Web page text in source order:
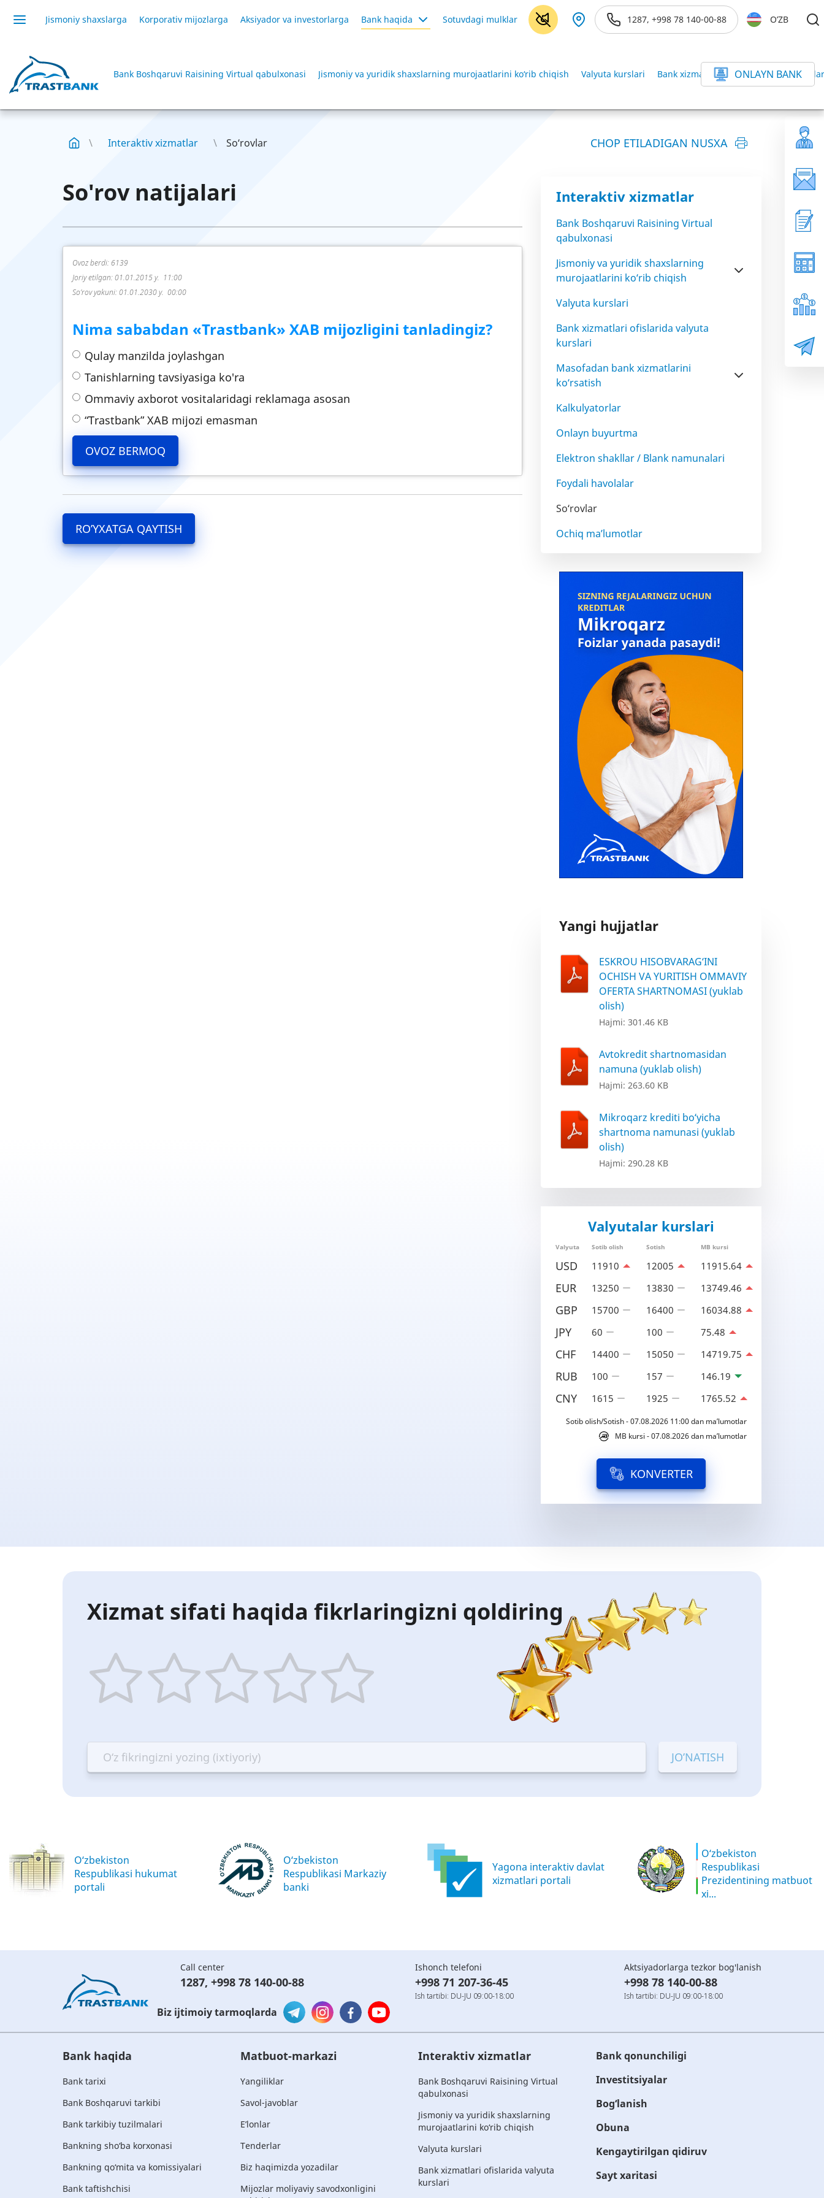
Jismoniy shaxslarga Korporativ mijozlarga Aksiyador va investorlarga Bank haqida Sotuvdagi mulklar 1287, +998 78 140-00-88 O’ZB
Bank Boshqaruvi Raisining Virtual qabulxonasi Jismoniy va yuridik shaxslarning murojaatlarini ko‘rib chiqish Valyuta kurslari Bank xizmatlari ofislarida valyuta
ONLAYN BANK
Interaktiv xizmatlar So‘rovlar CHOP ETILADIGAN NUSXA
So'rov natijalari
Ovoz berdi:6139
Joriy etilgan: 01.01.2015 y. 11:00
So’rov yakuni: 01.01.2030 y. 00:00
Nima sababdan «Trastbank» XAB mijozligini tanladingiz?
Qulay manzilda joylashgan
Tanishlarning tavsiyasiga ko'ra
Ommaviy axborot vositalaridagi reklamaga asosan
“Trastbank” XAB mijozi emasman
RO’YXATGA QAYTISH
Interaktiv xizmatlar
Bank Boshqaruvi Raisining Virtual
qabulxonasi
Jismoniy va yuridik shaxslarning
murojaatlarini ko‘rib chiqish
Valyuta kurslari
Bank xizmatlari ofislarida valyuta
kurslari
Masofadan bank xizmatlarini
ko‘rsatish
Kalkulyatorlar
Onlayn buyurtma
Elektron shakllar / Blank namunalari
Foydali havolalar
So‘rovlar
Ochiq ma’lumotlar
Yangi hujjatlar
ESKROU HISOBVARAG‘INI
OCHISH VA YURITISH OMMAVIY
OFERTA SHARTNOMASI (yuklab
olish)
Hajmi: 301.46 KB
Avtokredit shartnomasidan
namuna (yuklab olish)
Hajmi: 263.60 KB
Mikroqarz krediti bo‘yicha
shartnoma namunasi (yuklab
olish)
Hajmi: 290.28 KB
Valyutalar kurslari
Valyuta Sotib olish Sotish MB kursi
USD 11910 12005 11915.64
EUR 13250 13830 13749.46
GBP 15700 16400 16034.88
JPY 60 100 75.48
CHF 14400 15050 14719.75
RUB 100 157 146.19
CNY 1615 1925 1765.52
Sotib olish/Sotish - 07.08.2026 11:00 dan ma’lumotlar
MB kursi - 07.08.2026 dan ma’lumotlar
KONVERTER
Xizmat sifati haqida fikrlaringizni qoldiring
Terrible
Bad
OK
O‘zbekiston
Respublikasi hukumat
portali
O‘zbekiston
Respublikasi Markaziy
banki
Yagona interaktiv davlat
xizmatlari portali
O‘zbekiston
Respublikasi
Prezidentining matbuot
xi...
Call center
1287, +998 78 140-00-88
Ishonch telefoni
+998 71 207-36-45
Ish tartibi: DU-JU 09:00-18:00
Aktsiyadorlarga tezkor bog'lanish
+998 78 140-00-88
Ish tartibi: DU-JU 09:00-18:00
Biz ijtimoiy tarmoqlarda
Bank haqida
Bank tarixi
Bank Boshqaruvi tarkibi
Bank tarkibiy tuzilmalari
Bankning sho‘ba korxonasi
Bankning qo‘mita va komissiyalari
Bank taftishchisi
Matbuot-markazi
Yangiliklar
Savol-javoblar
E’lonlar
Tenderlar
Biz haqimizda yozadilar
Mijozlar moliyaviy savodxonligini
Interaktiv xizmatlar
Bank Boshqaruvi Raisining Virtual
qabulxonasi
Jismoniy va yuridik shaxslarning
murojaatlarini ko‘rib chiqish
Valyuta kurslari
Bank xizmatlari ofislarida valyuta
kurslari
Bank qonunchiligi
Investitsiyalar
Bog‘lanish
Obuna
Kengaytirilgan qidiruv
Sayt xaritasi